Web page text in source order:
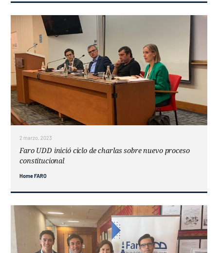
2 marzo, 2023
Faro UDD inició ciclo de charlas sobre nuevo proceso
constitucional
Home FARO